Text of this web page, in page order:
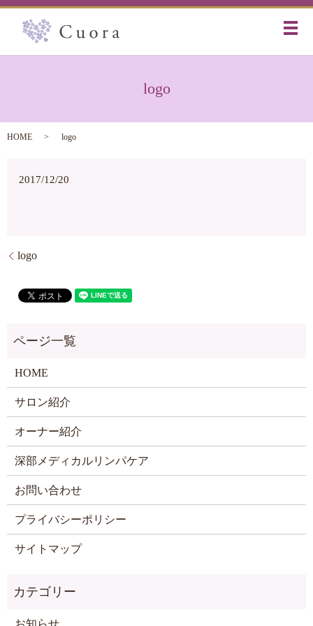
メ
logo
HOME logo
2017/12/20
logo
HOME
サロン紹介
オーナー紹介
深部メディカルリンパケア
お問い合わせ
プライバシーポリシー
サイトマップ